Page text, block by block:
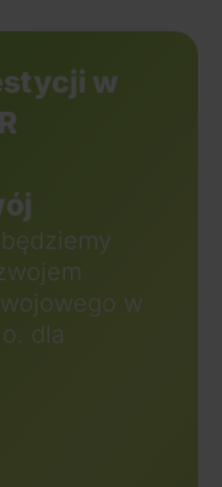
w
w
dla